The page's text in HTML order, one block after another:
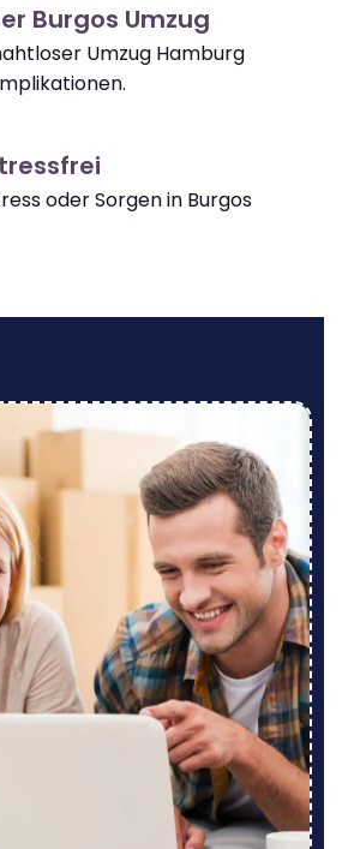
Burgos Umzug
Umzug Hamburg
oder Sorgen in Burgos